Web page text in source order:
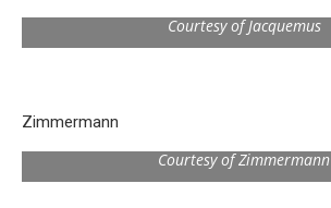
Courtesy of Jacquemus
Zimmermann
Courtesy of Zimmermann